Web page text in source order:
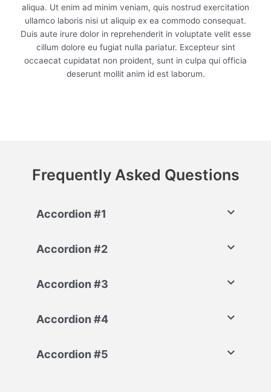
aliqua. Ut enim ad minim veniam, quis nostrud exercitation
ullamco laboris nisi ut aliquip ex ea commodo consequat.
Duis aute irure dolor in reprehenderit in voluptate velit esse
cillum dolore eu fugiat nulla pariatur. Excepteur sint
occaecat cupidatat non proident, sunt in culpa qui officia
deserunt mollit anim id est laborum.
Frequently Asked Questions
Accordion #1
Accordion #2
Accordion #3
Accordion #4
Accordion #5